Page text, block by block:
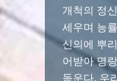
개척의 정
세우며 능
신의에 뿌
어받아 명
돋운다. 우